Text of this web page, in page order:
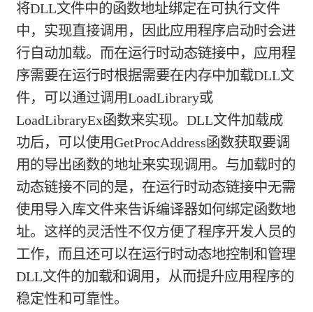
将DLL文件中的函数地址绑定在可执行文件
中，实现直接调用，因此应用程序启动时会进
行自动加载。而在运行时动态链接中，应用程
序需要在运行时根据需要在内存中加载DLL文
件，可以通过调用LoadLibrary或
LoadLibraryEx函数来实现。DLL文件加载成
功后，可以使用GetProcAddress函数获取要调
用的导出函数的地址来实现调用。与加载时的
动态链接不同的是，在运行时动态链接中无需
使用导入库文件来告诉编译器如何绑定函数地
址。这样的灵活性不仅方便了程序开发人员的
工作，而且还可以在运行时动态地控制和管理
DLL文件的加载和调用，从而提升应用程序的
稳定性和可靠性。